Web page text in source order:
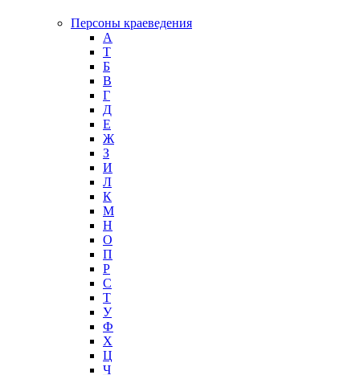
Персоны краеведения
А
T
Б
В
Г
Д
Е
Ж
З
И
Л
К
М
Н
О
П
Р
С
Т
У
Ф
Х
Ц
Ч